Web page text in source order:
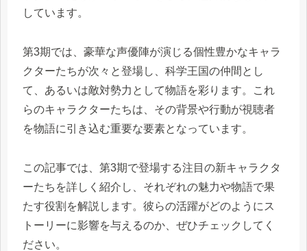
しています。
第3期では、豪華な声優陣が演じる個性豊かなキャラ
クターたちが次々と登場し、科学王国の仲間とし
て、あるいは敵対勢力として物語を彩ります。これ
らのキャラクターたちは、その背景や行動が視聴者
を物語に引き込む重要な要素となっています。
この記事では、第3期で登場する注目の新キャラクタ
ーたちを詳しく紹介し、それぞれの魅力や物語で果
たす役割を解説します。彼らの活躍がどのようにス
トーリーに影響を与えるのか、ぜひチェックしてく
ださい。